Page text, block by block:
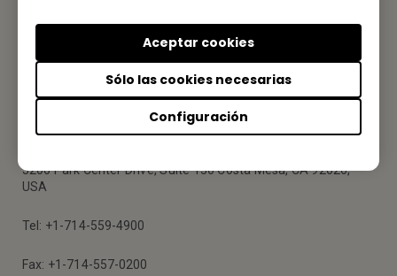
Configuración
Sólo las cookies necesarias
Aceptar cookies
Tu Oficina Local
BenQ America Corp.
3200 Park Center Drive, Suite 150 Costa Mesa, CA 92626,
USA
Tel: +1-714-559-4900
Fax: +1-714-557-0200